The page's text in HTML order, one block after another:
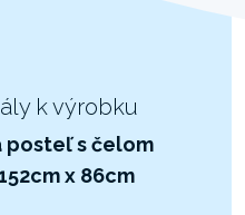
k výrobku
posteľ s čelom
x 86cm